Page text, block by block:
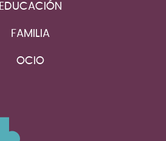
EDUCACIÓN
FAMILIA
OCIO